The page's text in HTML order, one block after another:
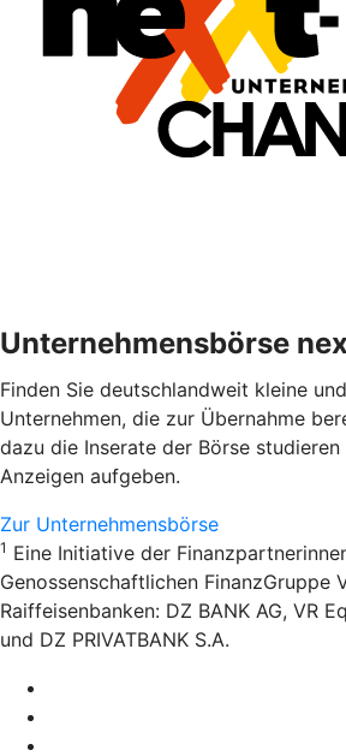
Unternehmensbörse
Finden Sie deutschlandweit kleine
Unternehmen, die zur Übernahme
dazu die Inserate der Börse
Anzeigen aufgeben.
Zur Unternehmensbörse
1 Eine Initiative der
Genossenschaftlichen FinanzGruppe
Raiffeisenbanken: DZ BANK AG, VR
und DZ PRIVATBANK S.A.